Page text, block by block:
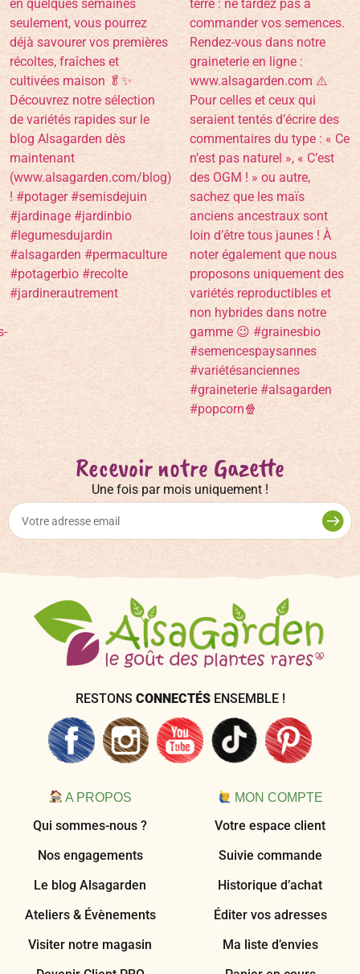
Recevoir notre Gazette
Une fois par mois uniquement !
RESTONS CONNECTÉS ENSEMBLE !
A PROPOS
Qui sommes-nous ?
Nos engagements
Le blog Alsagarden
Ateliers & Évènements
Visiter notre magasin
MON COMPTE
Votre espace client
Suivie commande
Historique d’achat
Éditer vos adresses
Ma liste d’envies